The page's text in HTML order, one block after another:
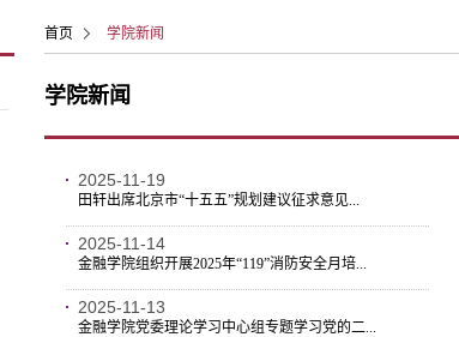
首页 学院新闻
学院新闻
2025-11-19
田轩出席北京市“十五五”规划建议征求意见...
2025-11-14
金融学院组织开展2025年“119”消防安全月培...
2025-11-13
金融学院党委理论学习中心组专题学习党的二...